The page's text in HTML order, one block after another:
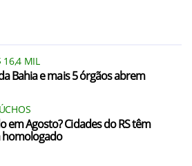
16,4 MIL
Bahia e mais 5 órgãos abrem
em Agosto? Cidades do RS têm
homologado